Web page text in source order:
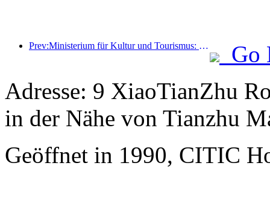
Prev:Ministerium für Kultur und Tourismus: Fokus auf Angebot und Nachfrage zur Steuerung von Kultur- und Tourismuskonsumaktivitäten sowie Reisen.
Go
Adresse: 9 XiaoTianZhu
in der Nähe von Tianzhu
Geöffnet in 1990, CITIC